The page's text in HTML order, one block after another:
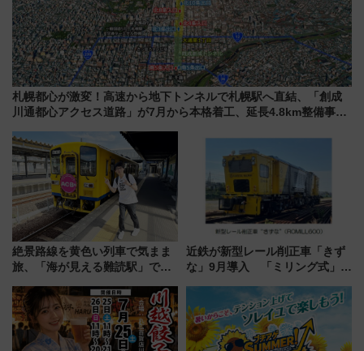
札幌都心が激変！高速から地下トンネルで札幌駅へ直結、「創成
川通都心アクセス道路」が7月から本格着工、延長4.8km整備事業
絶景路線を黄色い列車で気まま
旅、「海が見える難読駅」で幸
「新・鉄道ひとり旅」279回目
の舞台は「島原鉄道」
近鉄が新型レール削正車「きず
な」9月導入 「ミリング式」採
化！安全性や乗り心地の向上に
貢献するだけでなく、全線区で
活躍するための仕組みも